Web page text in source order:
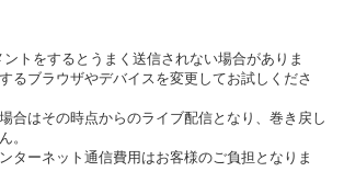
ントをするとうまく送信されない場合がありま
るブラウザやデバイスを変更してお試しくださ
合はその時点からのライブ配信となり、巻き戻し
。
ターネット通信費用はお客様のご負担となりま